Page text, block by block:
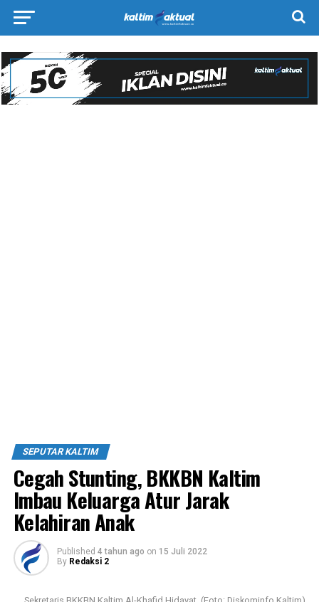
SEPUTAR KALTIM
Cegah Stunting, BKKBN Kaltim
Imbau Keluarga Atur Jarak
Kelahiran Anak
Published 4 tahun ago on 15 Juli 2022
By Redaksi 2